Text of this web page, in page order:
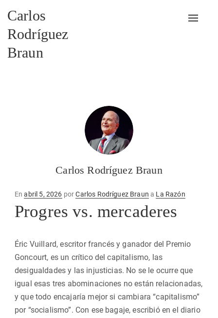
Carlos
Rodríguez
Braun
Carlos Rodríguez Braun
EnPublicado
abril 5, 2026 porCarlos Rodríguez Braun a La Razón
Progres vs. mercaderes
Éric Vuillard, escritor francés y ganador del Premio
Goncourt, es un crítico del capitalismo, las
desigualdades y las injusticias. No se le ocurre que
igual esas tres abominaciones no están relacionadas,
y que todo encajaría mejor si cambiara “capitalismo”
por “socialismo”. Con ese bagaje, escribió en el diario